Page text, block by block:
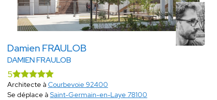
Damien FRAULOB
DAMIEN FRAULOB
5
Architecte à Courbevoie 92400
Se déplace à Saint-Germain-en-Laye 78100